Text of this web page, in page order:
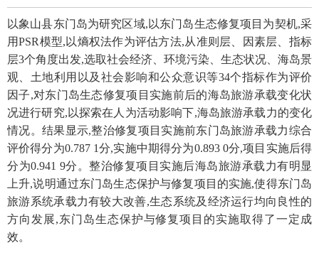
以象山县东门岛为研究区域,以东门岛生态修复项目为契机,采
用PSR模型,以熵权法作为评估方法,从准则层、因素层、指标
层3个角度出发,选取社会经济、环境污染、生态状况、海岛景
观、土地利用以及社会影响和公众意识等34个指标作为评价
因子,对东门岛生态修复项目实施前后的海岛旅游承载变化状
况进行研究,以探索在人为活动影响下,海岛旅游承载力的变化
情况。结果显示,整治修复项目实施前东门岛旅游承载力综合
评价得分为0.787 1分,实施中期得分为0.893 0分,项目实施后得
分为0.941 9分。整治修复项目实施后海岛旅游承载力有明显
上升,说明通过东门岛生态保护与修复项目的实施,使得东门岛
旅游系统承载力有较大改善,生态系统及经济运行均向良性的
方向发展,东门岛生态保护与修复项目的实施取得了一定成
效。